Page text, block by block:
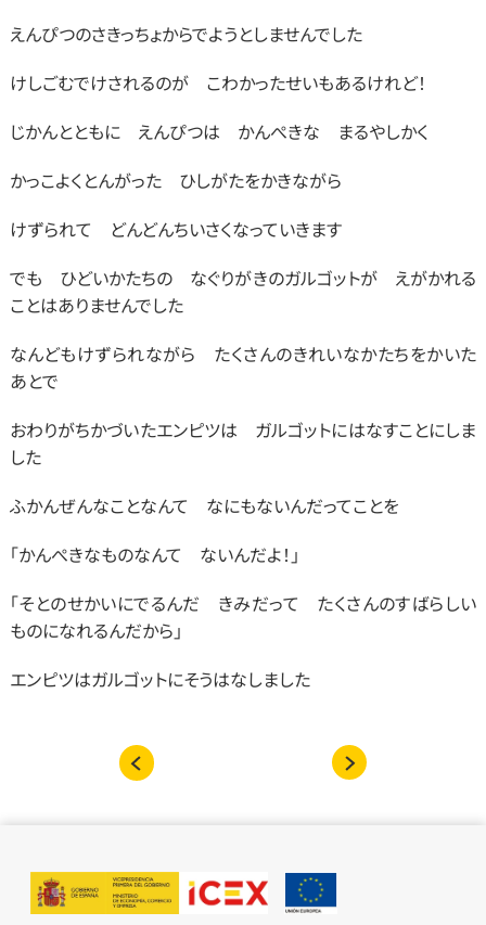
えんぴつのさきっちょからでようとしませんでした
けしごむでけされるのが　こわかったせいもあるけれど！
じかんとともに　えんぴつは　かんぺきな　まるやしかく
かっこよくとんがった　ひしがたをかきながら
けずられて　どんどんちいさくなっていきます
でも　ひどいかたちの　なぐりがきのガルゴットが　えがかれる
ことはありませんでした
なんどもけずられながら　たくさんのきれいなかたちをかいた
あとで
おわりがちかづいたエンピツは　ガルゴットにはなすことにしま
した
ふかんぜんなことなんて　なにもないんだってことを
「かんぺきなものなんて　ないんだよ！」
「そとのせかいにでるんだ　きみだって　たくさんのすばらしい
ものになれるんだから」
エンピツはガルゴットにそうはなしました